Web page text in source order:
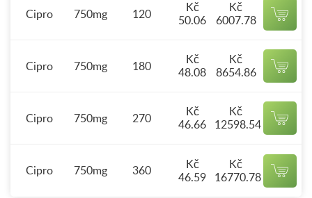
Cipro 750mg 120
Kč
50.06
Kč
6007.78
Cipro 750mg 180
Kč
48.08
Kč
8654.86
Cipro 750mg 270
Kč
46.66
Kč
12598.54
Cipro 750mg 360
Kč
46.59
Kč
16770.78